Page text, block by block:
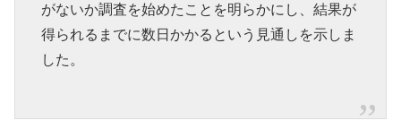
がないか調査を始めたことを明らかにし、結果が
得られるまでに数日かかるという見通しを示しま
した。